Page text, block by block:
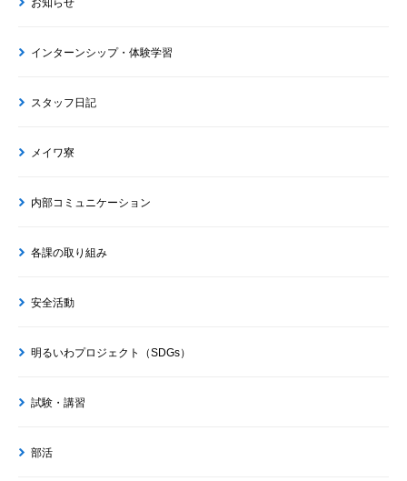
お知らせ
インターンシップ・体験学習
スタッフ日記
メイワ寮
内部コミュニケーション
各課の取り組み
安全活動
明るいわプロジェクト（SDGs）
試験・講習
部活